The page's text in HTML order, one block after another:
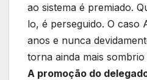
ao sistema é premiado.
lo, é perseguido. O caso
anos e nunca
torna ainda mais
A promoção do